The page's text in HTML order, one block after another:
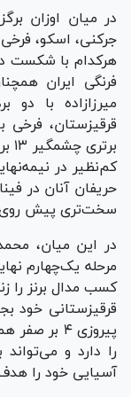
در میان اوزان
جرکنی، اسکو، فرخی
هرکدام با شکست
فرنگی ایران
میرزازاده با دو
قرقیزستان، فرخی
کم‌نظیر در
حریفان آنان در
سخت‌تری پیش روی
در این میان،
مرحله یک‌چهارم
کسب مدال برنز را
قرقیزستانی خود
پیروزی ۴
را دارد و
آسیایی خود را